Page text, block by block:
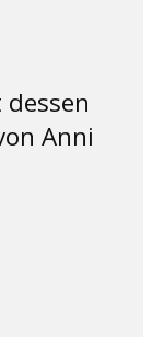
Anni